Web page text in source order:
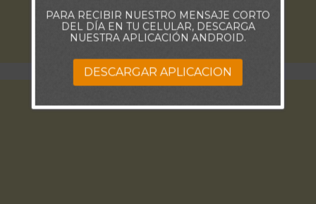
PARA RECIBIR NUESTRO MENSAJE CORTO
DEL DÍA EN TU CELULAR, DESCARGA
NUESTRA APLICACIÓN ANDROID.
DESCARGAR APLICACION